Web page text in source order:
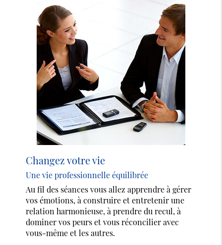
Changez votre vie
Une vie professionnelle équilibrée
Au fil des séances vous allez apprendre à gérer
vos émotions, à construire et entretenir une
relation harmonieuse, à prendre du recul, à
dominer vos peurs et vous réconcilier avec
vous-même et les autres.